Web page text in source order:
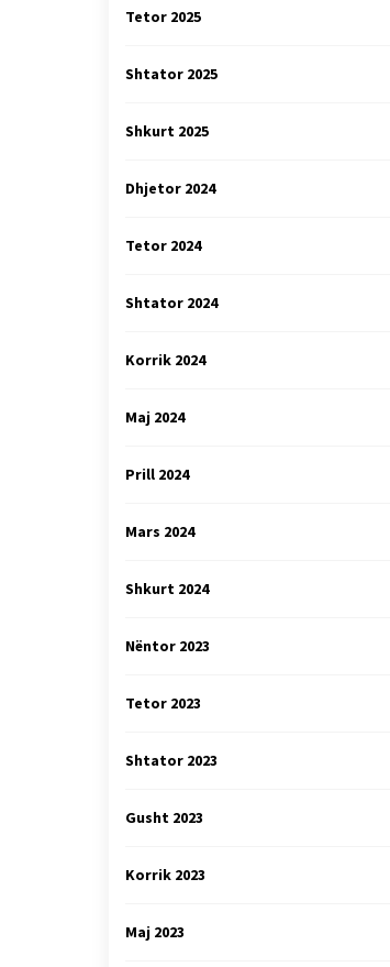
Tetor 2025
Shtator 2025
Shkurt 2025
Dhjetor 2024
Tetor 2024
Shtator 2024
Korrik 2024
Maj 2024
Prill 2024
Mars 2024
Shkurt 2024
Nëntor 2023
Tetor 2023
Shtator 2023
Gusht 2023
Korrik 2023
Maj 2023